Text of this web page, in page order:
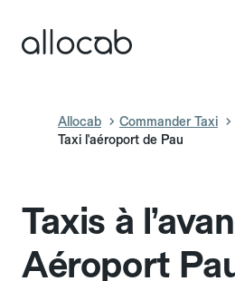
Allocab Commander Taxi
Taxi l'aéroport de Pau
Taxis à
Aéroport